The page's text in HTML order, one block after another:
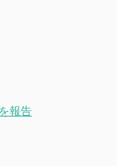
報告